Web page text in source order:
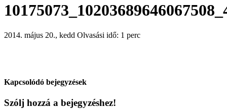
2014. május 20., kedd Olvasási idő: 1 perc
Kapcsolódó bejegyzések
Szólj hozzá a bejegyzéshez!